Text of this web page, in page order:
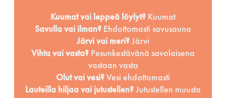
Kuumat vai leppeä löylyt? Kuumat
Savulla vai ilman? Ehdottomasti savusauna
Järvi vai meri?Järvi
Vihta vai vasta? Pesunkestävänä savolaisena
vastaan vasta
Olut vai vesi?Vesi ehdottomasti
Lauteilla hiljaa vai jutustellen?Jutustellen muusta